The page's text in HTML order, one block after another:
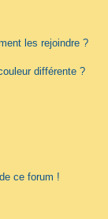
les rejoindre ?
différente ?
ce forum !